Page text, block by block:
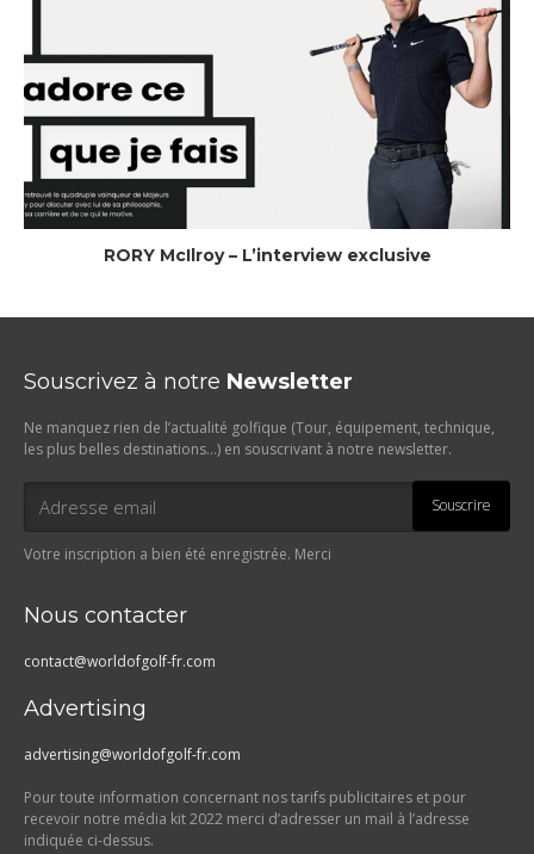
RORY McIlroy – L’interview exclusive
Souscrivez à notre Newsletter
Ne manquez rien de l’actualité golfique (Tour, équipement, technique,
les plus belles destinations…) en souscrivant à notre newsletter.
Souscrire
Votre inscription a bien été enregistrée. Merci
Nous contacter
contact@worldofgolf-fr.com
Advertising
advertising@worldofgolf-fr.com
Pour toute information concernant nos tarifs publicitaires et pour
recevoir notre média kit 2022 merci d’adresser un mail à l’adresse
indiquée ci-dessus.